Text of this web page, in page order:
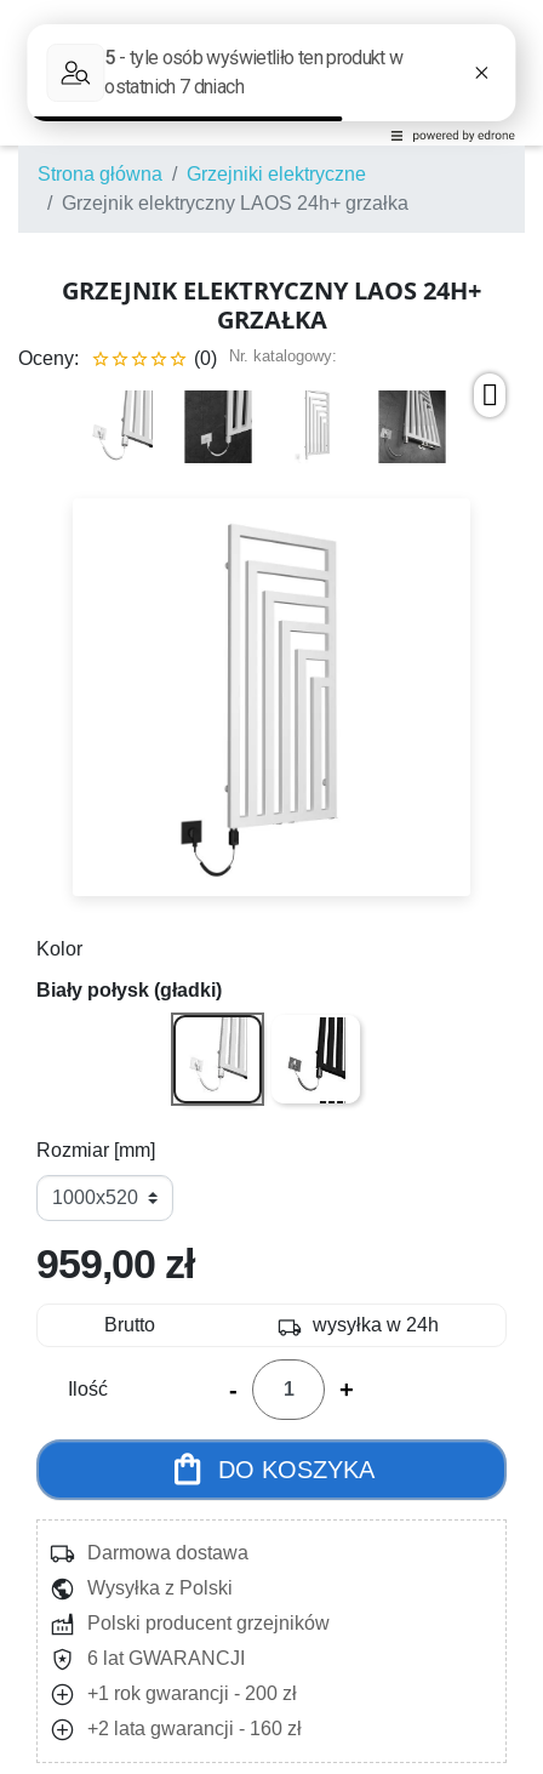
Strona główna
Grzejniki elektryczne
Grzejnik elektryczny LAOS 24h+ grzałka
GRZEJNIK ELEKTRYCZNY LAOS 24H+
GRZAŁKA
Oceny:  (0) Nr. katalogowy:
Kolor
Biały połysk (gładki)Czarny Mat ( gładki )
Rozmiar [mm]
959,00 zł
Brutto local_shipping wysyłka w 24h
Ilość - +
shopping_bag DO KOSZYKA
local_shipping Darmowa dostawa
public Wysyłka z Polski
factory Polski producent grzejników
local_police 6 lat GWARANCJI
add_circle +1 rok gwarancji - 200 zł
add_circle +2 lata gwarancji - 160 zł